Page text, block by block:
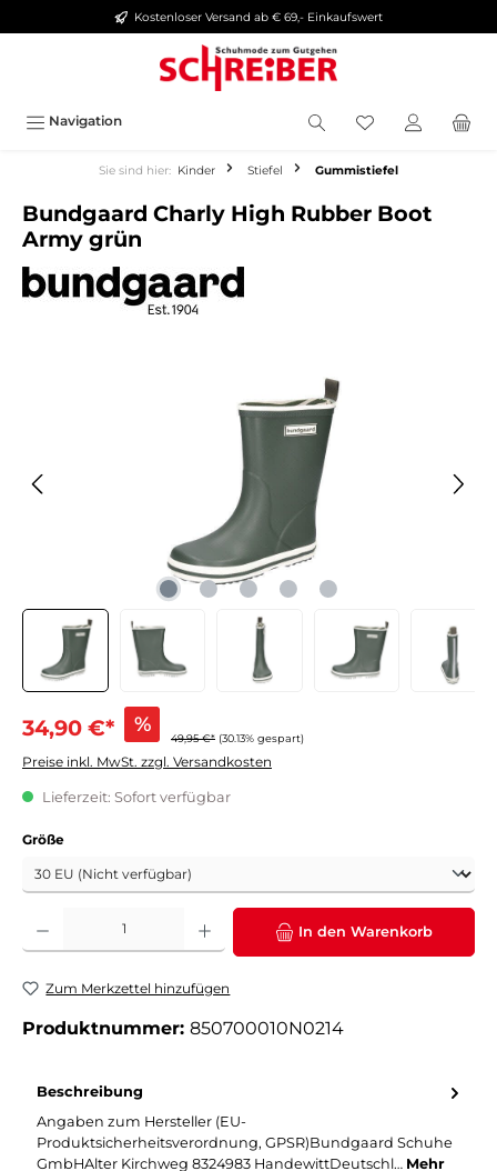
springen Kostenloser Versand ab € 69,- Einkaufswert
Navigation
Sie sind hier: Kinder Stiefel Gummistiefel
Bundgaard Charly High Rubber Boot
Army grün
34,90 €* %
49,95 €* (30.13% gespart)
Preise inkl. MwSt. zzgl. Versandkosten
Lieferzeit: Sofort verfügbar
Größeauswählen
Produkt Anzahl: Gib den gewünschten Wert ein oder benutze die Schaltflächen um
In den Warenkorb
Zum Merkzettel hinzufügen
Produktnummer: 850700010N0214
Beschreibung
Angaben zum Hersteller (EU-
Produktsicherheitsverordnung, GPSR)Bundgaard Schuhe
GmbHAlter Kirchweg 8324983 HandewittDeutschl… Mehr